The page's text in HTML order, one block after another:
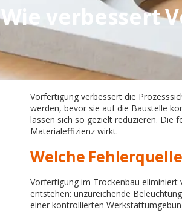
Wie verbessert
Vorfertigung verbessert die
werden, bevor sie auf die Baustelle
lassen sich so gezielt reduzieren. Die
Materialeffizienz wirkt.
Welche
Vorfertigung im Trockenbau eliminiert
entstehen: unzureichende
einer kontrollierten